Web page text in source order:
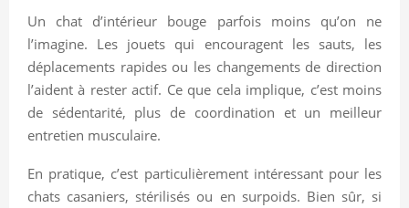
Un chat d’intérieur bouge parfois moins qu’on ne
l’imagine. Les jouets qui encouragent les sauts, les
déplacements rapides ou les changements de direction
l’aident à rester actif. Ce que cela implique, c’est moins
de sédentarité, plus de coordination et un meilleur
entretien musculaire.
En pratique, c’est particulièrement intéressant pour les
chats casaniers, stérilisés ou en surpoids. Bien sûr, si